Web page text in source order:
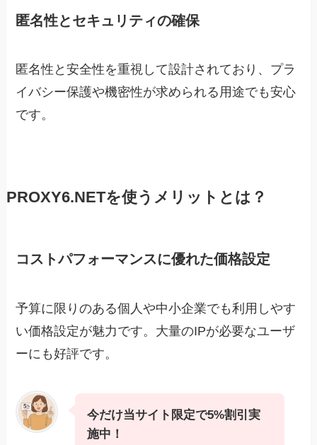
匿名性とセキュリティの確保
匿名性と安全性を重視して設計されており、プラ
イバシー保護や機密性が求められる用途でも安心
です。
PROXY6.NETを使うメリットとは？
コストパフォーマンスに優れた価格設定
予算に限りのある個人や中小企業でも利用しやす
い価格設定が魅力です。大量のIPが必要なユーザ
ーにも好評です。
今だけ当サイト限定で5%割引実
施中！